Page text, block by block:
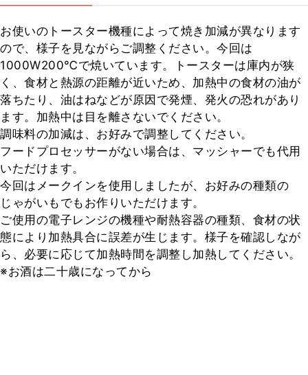
お使いのトースター機種によって焼き加減が異なります
ので、様子を見ながらご調整ください。今回は
1000W200℃で焼いています。トースターは庫内が狭
く、食材と熱源の距離が近いため、加熱中の食材の油が
落ちたり、油はねなどが原因で発煙、発火の恐れがあり
ます。加熱中は目を離さないでください。
調味料の加減は、お好みで調整してください。
フードプロセッサーがない場合は、マッシャーでも代用
いただけます。
今回はメークインを使用しましたが、お好みの種類の
じゃがいもでもお作りいただけます。
ご使用の電子レンジの機種や耐熱容器の種類、食材の状
態により加熱具合に誤差が生じます。様子を確認しなが
ら、必要に応じて加熱時間を調整し加熱してください。
※お酒は二十歳になってから